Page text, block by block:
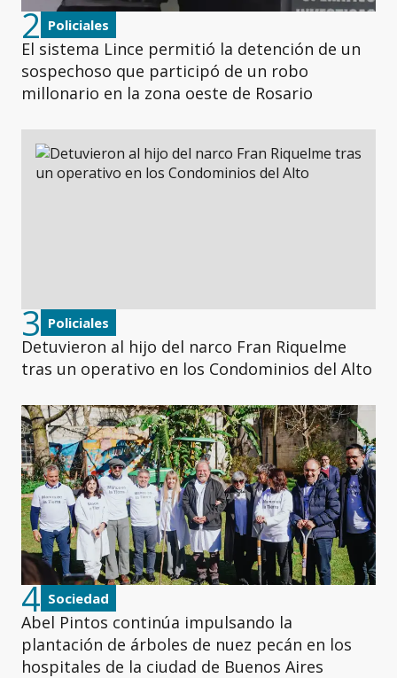
2 Policiales
El sistema Lince permitió la detención de un
sospechoso que participó de un robo
millonario en la zona oeste de Rosario
3 Policiales
Detuvieron al hijo del narco Fran Riquelme
tras un operativo en los Condominios del Alto
4 Sociedad
Abel Pintos continúa impulsando la
plantación de árboles de nuez pecán en los
hospitales de la ciudad de Buenos Aires